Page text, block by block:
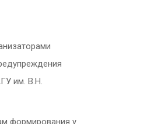
им. В.Н.
формирования у